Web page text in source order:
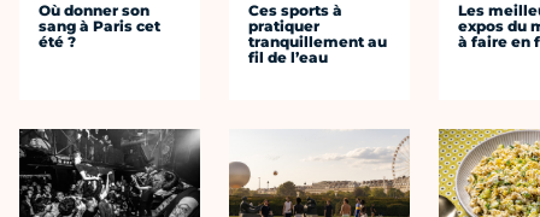
Où donner son
sang à Paris cet
été ?
Ces sports à
pratiquer
tranquillement au
fil de l’eau
Les
expos du
à faire en